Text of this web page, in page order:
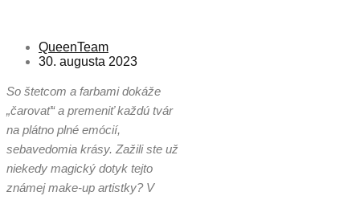
QueenTeam
30. augusta 2023
So štetcom a farbami dokáže
„čarovať“ a premeniť každú tvár
na plátno plné emócií,
sebavedomia krásy. Zažili ste už
niekedy magický dotyk tejto
známej make-up artistky? V